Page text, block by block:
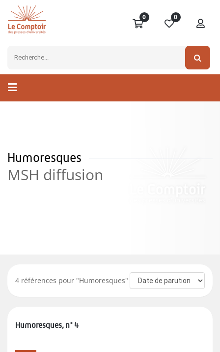
0 0
Humoresques
MSH diffusion
4 références pour "Humoresques"
Humoresques, n° 4